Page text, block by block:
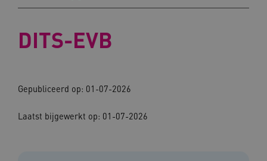
DITS-EVB
Gepubliceerd op: 01-07-2026
Laatst bijgewerkt op: 01-07-2026